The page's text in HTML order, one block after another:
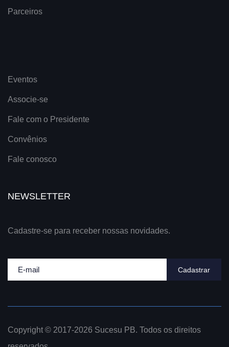
Parceiros
Eventos
Associe-se
Fale com o Presidente
Convênios
Fale conosco
NEWSLETTER
Cadastre-se para receber nossas novidades.
Cadastrar
Copyright © 2017-2026 Sucesu PB. Todos os direitos